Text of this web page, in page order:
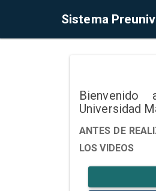
Sistema
Universidad
ANTES DE
LOS VIDEOS